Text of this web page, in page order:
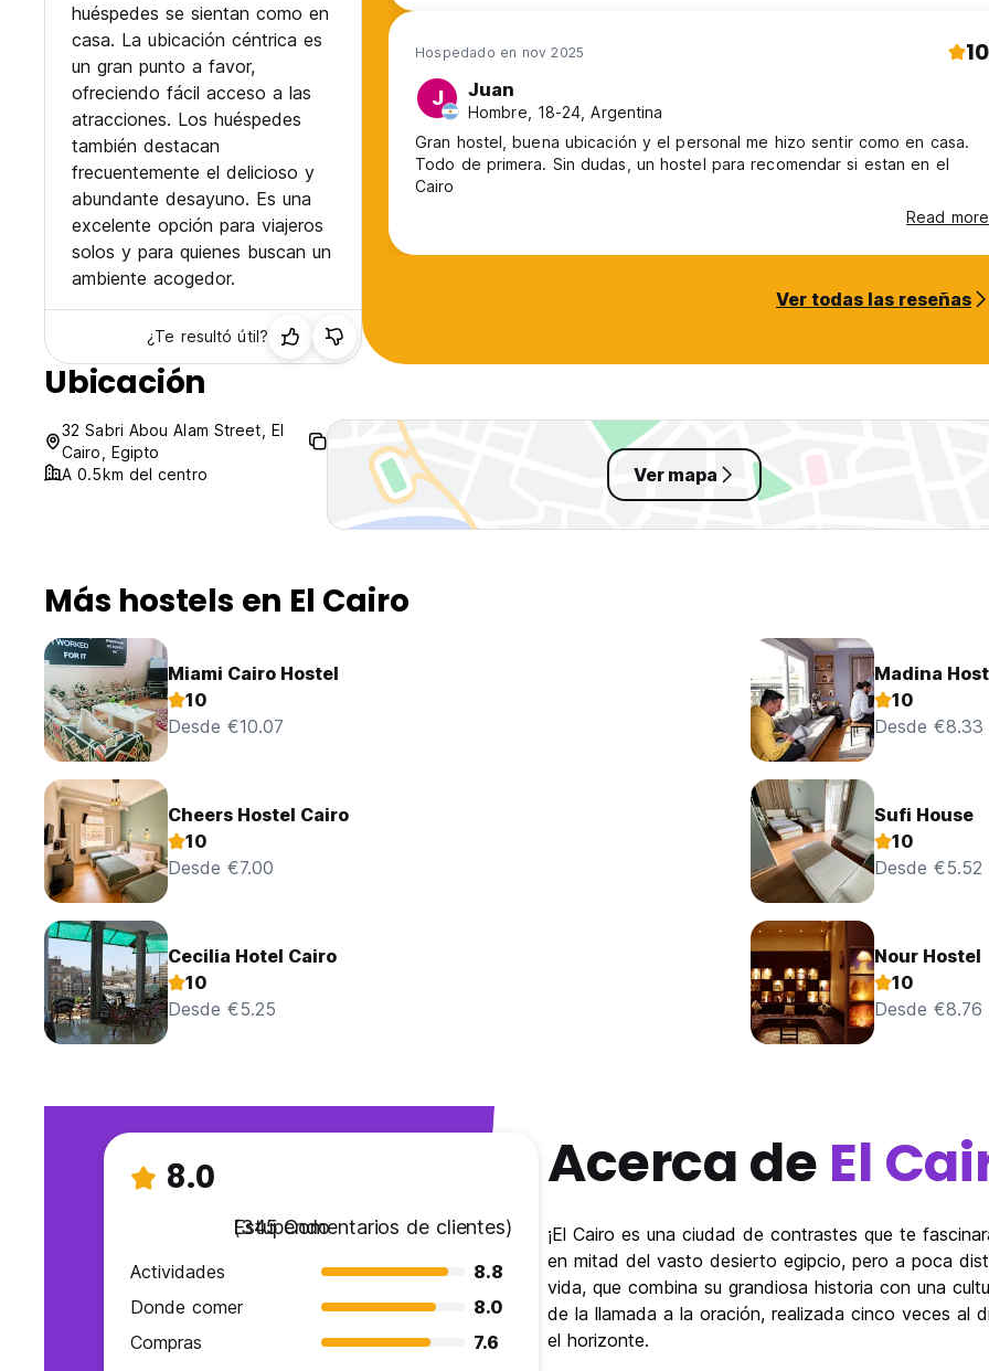
huéspedes se sientan como en
casa. La ubicación céntrica es
un gran punto a favor,
ofreciendo fácil acceso a las
atracciones. Los huéspedes
también destacan
frecuentemente el delicioso y
abundante desayuno. Es una
excelente opción para viajeros
solos y para quienes buscan un
ambiente acogedor.
¿Te resultó útil?
Hospedado en nov 2025 10
J Juan
Hombre, 18-24, Argentina
Gran hostel, buena ubicación y el personal me hizo sentir como en casa.
Todo de primera. Sin dudas, un hostel para recomendar si estan en el
Cairo
Read more
Ver todas las reseñas
Ubicación
32 Sabri Abou Alam Street, El
Cairo, Egipto
A 0.5km del centro
Ver mapa
Más hostels en El Cairo
Miami Cairo Hostel
10
Desde €10.07
Madina
10
Desde €8.33
Cheers Hostel Cairo
10
Desde €7.00
Sufi House
10
Desde €5.52
Cecilia Hotel Cairo
10
Desde €5.25
Nour Hostel
10
Desde €8.76
8.0
Estupendo
(345 Comentarios de clientes)
Actividades
8.8
Donde comer
8.0
Compras
7.6
Acerca de El
¡El Cairo es una ciudad de contrastes que te
en mitad del vasto desierto egipcio, pero a poca
vida, que combina su grandiosa historia con una
de la llamada a la oración, realizada cinco veces al
el horizonte.